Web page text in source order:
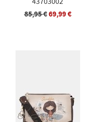
85,95 €69,99 €